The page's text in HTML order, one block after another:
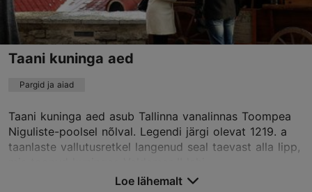
Taani kuninga aed
Pargid ja aiad
Taani kuninga aed asub Tallinna vanalinnas Toompea
Niguliste-poolsel nõlval. Legendi järgi olevat 1219. a
taanlaste vallutusretkel langenud seal taevast alla lipp,
Loe lähemalt